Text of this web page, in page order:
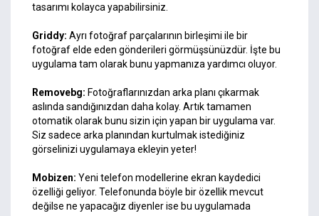
tasarımı kolayca yapabilirsiniz.
Griddy: Ayrı fotoğraf parçalarının birleşimi ile bir
fotoğraf elde eden gönderileri görmüşsünüzdür. İşte bu
uygulama tam olarak bunu yapmanıza yardımcı oluyor.
Removebg: Fotoğraflarınızdan arka planı çıkarmak
aslında sandığınızdan daha kolay. Artık tamamen
otomatik olarak bunu sizin için yapan bir uygulama var.
Siz sadece arka planından kurtulmak istediğiniz
görselinizi uygulamaya ekleyin yeter!
Mobizen: Yeni telefon modellerine ekran kaydedici
özelliği geliyor. Telefonunda böyle bir özellik mevcut
değilse ne yapacağız diyenler ise bu uygulamada